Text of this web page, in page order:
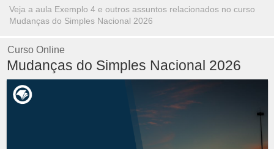
Veja a aula Exemplo 4 e outros assuntos relacionados no curso
Mudanças do Simples Nacional 2026
Curso Online
Mudanças do Simples Nacional 2026